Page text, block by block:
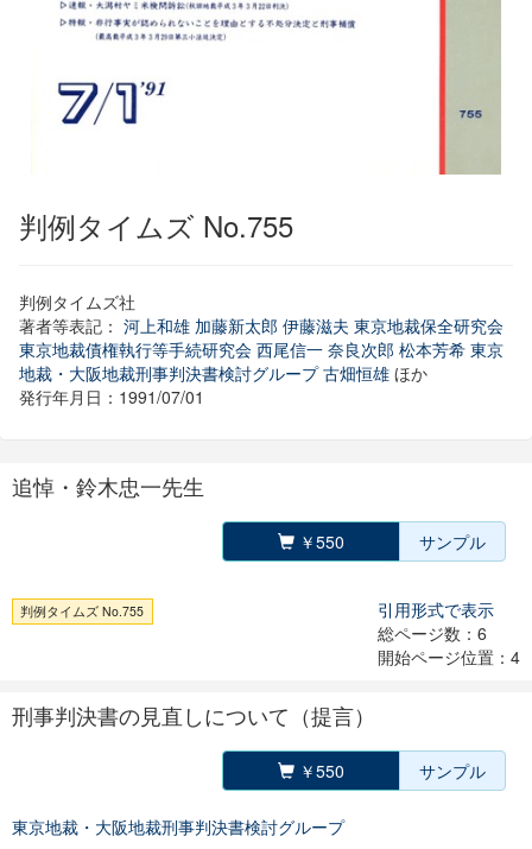
判例タイムズ No.755
判例タイムズ社
著者等表記： 河上和雄 加藤新太郎 伊藤滋夫 東京地裁保全研究会
東京地裁債権執行等手続研究会 西尾信一 奈良次郎 松本芳希 東京
地裁・大阪地裁刑事判決書検討グループ 古畑恒雄 ほか
発行年月日：1991/07/01
追悼・鈴木忠一先生
￥550 サンプル
判例タイムズ No.755
引用形式で表示
総ページ数：6
開始ページ位置：4
刑事判決書の見直しについて（提言）
￥550 サンプル
東京地裁・大阪地裁刑事判決書検討グループ